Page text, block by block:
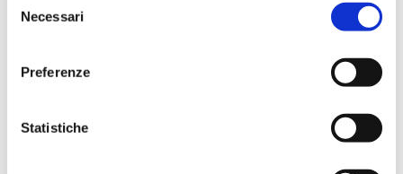
delNecessari
Preferenze
Statistiche